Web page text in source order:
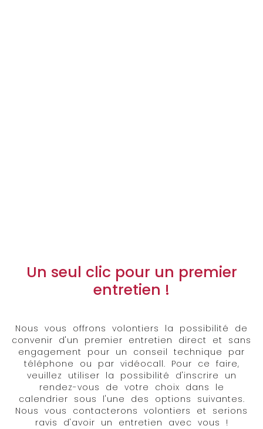
Un seul clic pour un premier
entretien !
Nous vous offrons volontiers la possibilité de
convenir d'un premier entretien direct et sans
engagement pour un conseil technique par
téléphone ou par vidéocall. Pour ce faire,
veuillez utiliser la possibilité d'inscrire un
rendez-vous de votre choix dans le
calendrier sous l'une des options suivantes.
Nous vous contacterons volontiers et serions
ravis d'avoir un entretien avec vous !